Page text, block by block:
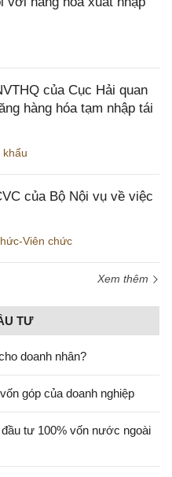
của Cục Hải quan
hàng hóa tạm nhập tái
khẩu
của Bộ Nội vụ về việc
Viên chức
Xem thêm
TƯ
doanh nhân?
góp của doanh nghiệp
tư 100% vốn nước ngoài